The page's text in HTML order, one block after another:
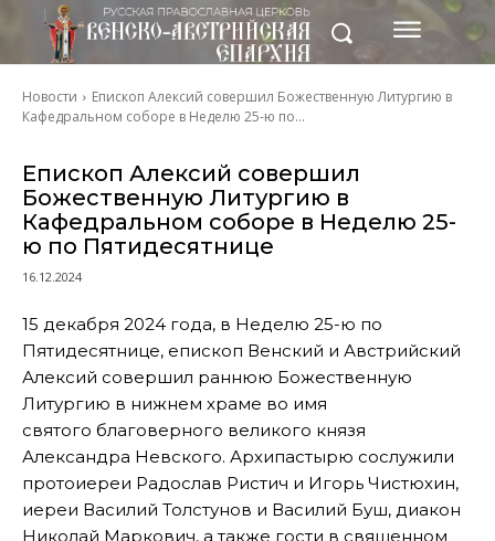
Новости
Епископ Алексий совершил Божественную Литургию в
Кафедральном соборе в Неделю 25-ю по...
Епископ Алексий совершил
Божественную Литургию в
Кафедральном соборе в Неделю 25-
ю по Пятидесятнице
16.12.2024
15 декабря 2024 года, в Неделю 25-ю по
Пятидесятнице, епископ Венский и Австрийский
Алексий совершил раннюю Божественную
Литургию в нижнем храме во имя
святого благоверного великого князя
Александра Невского. Архипастырю сослужили
протоиереи Радослав Ристич и Игорь Чистюхин,
иереи Василий Толстунов и Василий Буш, диакон
Николай Маркович, а также гости в священном